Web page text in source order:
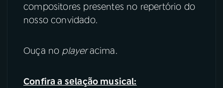
compositores presentes no repertório do
nosso convidado.
Ouça no playeracima.
Confira a selação musical: